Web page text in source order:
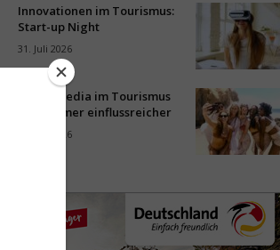
Innovationen im Tourismus:
Start-up Night
31. Juli 2026
Social Media im Tourismus
wird immer einflussreicher
30. Juli 2026